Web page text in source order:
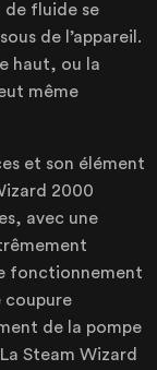
de fluide se
de l’appareil.
haut, ou la
même
et son élément
2000
avec une
fonctionnement
coupure
de la pompe
Steam Wizard